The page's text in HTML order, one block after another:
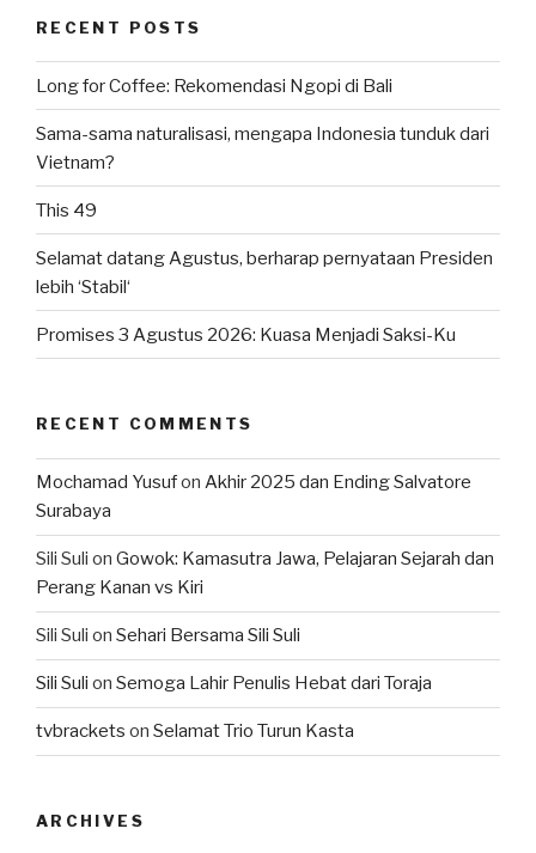
RECENT POSTS
Long for Coffee: Rekomendasi Ngopi di Bali
Sama-sama naturalisasi, mengapa Indonesia tunduk dari
Vietnam?
This 49
Selamat datang Agustus, berharap pernyataan Presiden
lebih ‘Stabil‘
Promises 3 Agustus 2026: Kuasa Menjadi Saksi-Ku
RECENT COMMENTS
Mochamad Yusufon Akhir 2025 dan Ending Salvatore
Surabaya
Sili Suli on Gowok: Kamasutra Jawa, Pelajaran Sejarah dan
Perang Kanan vs Kiri
Sili Suli on Sehari Bersama Sili Suli
Sili Suli on Semoga Lahir Penulis Hebat dari Toraja
tvbrackets on Selamat Trio Turun Kasta
ARCHIVES